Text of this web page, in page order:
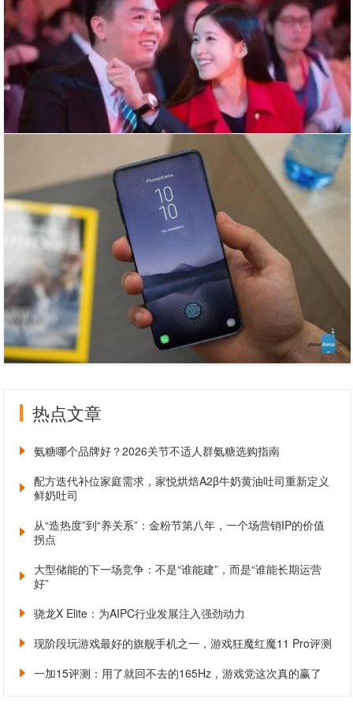
热点文章
氨糖哪个品牌好？2026关节不适人群氨糖选购指南
配方迭代补位家庭需求，家悦烘焙A2β牛奶黄油吐司重新定义
鲜奶吐司
从“造热度”到“养关系”：金粉节第八年，一个场营销IP的价值
拐点
大型储能的下一场竞争：不是“谁能建”，而是“谁能长期运营
好”
骁龙X Elite：为AIPC行业发展注入强劲动力
现阶段玩游戏最好的旗舰手机之一，游戏狂魔红魔11 Pro评测
一加15评测：用了就回不去的165Hz，游戏党这次真的赢了